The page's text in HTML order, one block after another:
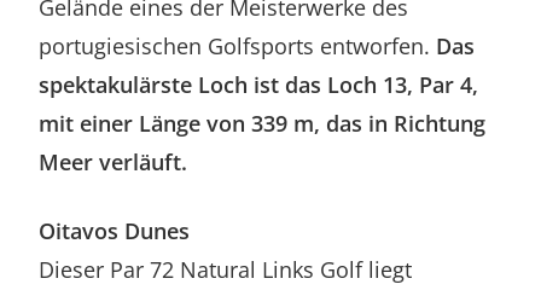
Gelände eines der Meisterwerke des
portugiesischen Golfsports entworfen. Das
spektakulärste Loch ist das Loch 13, Par 4,
mit einer Länge von 339 m, das in Richtung
Meer verläuft.
Oitavos Dunes
Dieser Par 72 Natural Links Golf liegt